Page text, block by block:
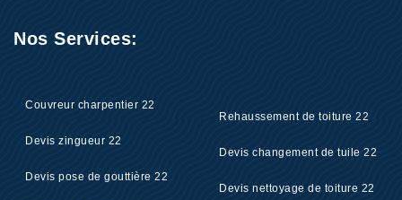
Nos Services:
Couvreur charpentier 22
Devis zingueur 22
Devis pose de gouttière 22
Rehaussement de toiture 22
Devis changement de tuile 22
Devis nettoyage de toiture 22